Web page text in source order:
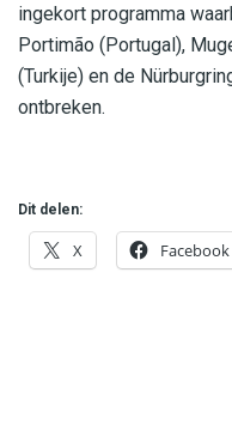
ingekort programma
Portimão (Portugal),
(Turkije) en de
ontbreken.
Dit delen:
X Facebook